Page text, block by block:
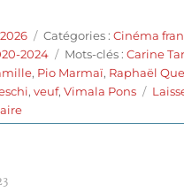
Catégories
Catégories :Cinéma
2024
Étiquettes
Mots-clés :Carine
, Pio Marmaï, Raphaël
,veuf,Vimala Pons
sur
L’Attachement